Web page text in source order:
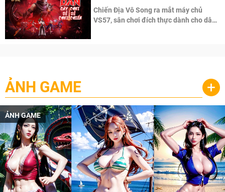
Chiến Địa Vô Song ra mắt máy chủ
VS57, sân chơi đích thực dành cho dân
ẢNH GAME +
ẢNH GAME